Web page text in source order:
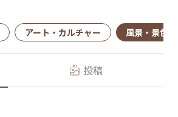
アート・カルチャー 風景・景色
投稿